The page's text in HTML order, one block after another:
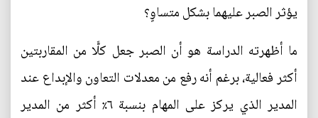
يؤثر الصبر عليهما بشكل متساوٍ؟
ما أظهرته الدراسة هو أن الصبر جعل كلًّا من المقاربتين
أكثر فعالية، برغم أنه رفع من معدلات التعاون والإبداع عند
المدير الذي يركز على المهام بنسبة ٦٪ أكثر من المدير